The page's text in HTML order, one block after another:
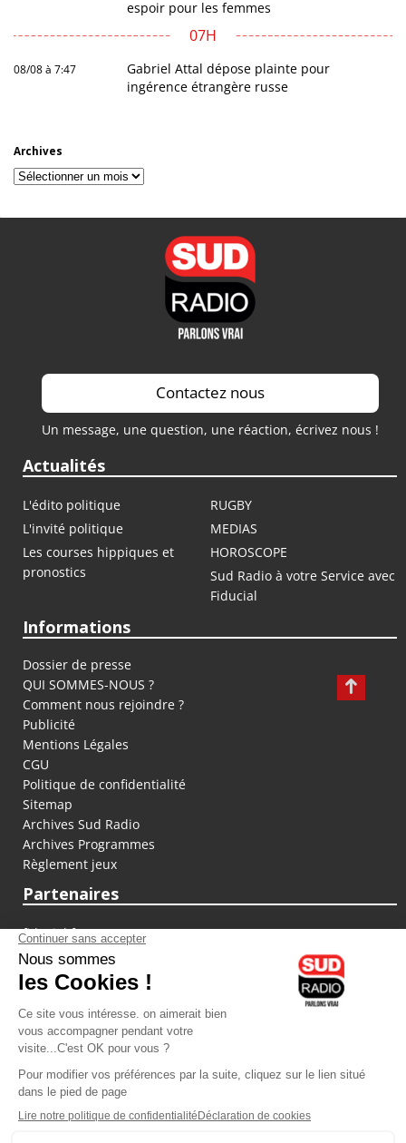
espoir pour les femmes
07H
08/08 à 7:47
Gabriel Attal dépose plainte pour
ingérence étrangère russe
Archives
Archives
Contactez nous
Un message, une question, une réaction, écrivez nous !
Actualités
L'édito politique
RUGBY
L'invité politique
MEDIAS
Les courses hippiques et
pronostics
HOROSCOPE
Sud Radio à votre Service avec
Fiducial
Informations
Dossier de presse
QUI SOMMES-NOUS ?
Comment nous rejoindre ?
Publicité
Mentions Légales
CGU
Politique de confidentialité
Sitemap
Archives Sud Radio
Archives Programmes
Règlement jeux
Partenaires
fiducial.fr
lyoncapitale.fr
olympique-et-lyonnais.com
L'application Iphone / Android
Téléchargez l'application
Les cookies